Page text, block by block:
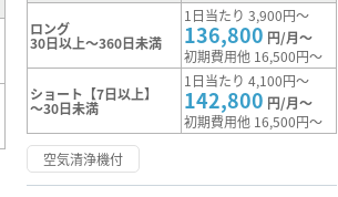
ロング
30日以上～360日未満
1日当たり 3,900円～
136,800 円/月～
初期費用他 16,500円～
ショート【7日以上】
～30日未満
1日当たり 4,100円～
142,800 円/月～
初期費用他 16,500円～
空気清浄機付